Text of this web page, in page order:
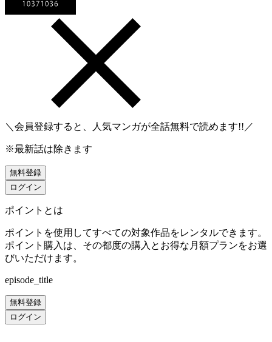
＼会員登録すると、人気マンガが全話無料で読めます!!／
※最新話は除きます
無料登録
ログイン
ポイントとは
ポイントを使用してすべての対象作品をレンタルできます。
ポイント購入は、その都度の購入とお得な月額プランをお選
びいただけます。
episode_title
無料登録
ログイン